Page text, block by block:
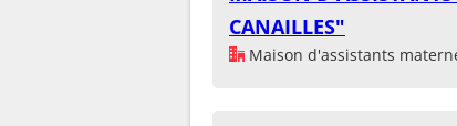
CANAILLES"
Maison d'assistants